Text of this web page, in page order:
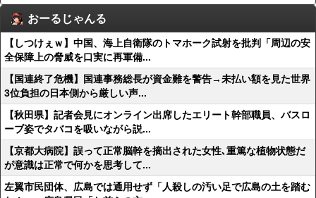
おーるじゃんる
【しつけぇｗ】中国、海上自衛隊のトマホーク試射を批判「周辺の安
全保障上の脅威を口実に再軍備...
【国連終了危機】国連事務総長が資金難を警告→未払い額を見た世界
3位負担の日本側から厳しい声...
【秋田県】記者会見にオンライン出席したエリート幹部職員、バスロ
ーブ姿でタバコを吸いながら説...
【京都大病院】誤って正常脳幹を摘出された女性､重篤な植物状態だ
が意識は正常で何かを思考して...
左翼市民団体、広島では通用せず「人殺しの汚い足で広島の土を踏む